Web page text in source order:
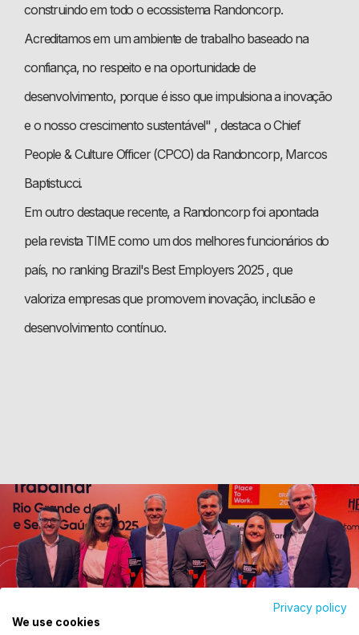
Utilizamos cookies para oferecer melhor
construindo em todo o ecossistema Randoncorp.
Acreditamos em um ambiente de trabalho baseado na
confiança, no respeito e na oportunidade de
desenvolvimento, porque é isso que impulsiona a inovação
e o nosso crescimento sustentável" , destaca o Chief
People & Culture Officer (CPCO) da Randoncorp, Marcos
Baptistucci.
Em outro destaque recente, a Randoncorp foi apontada
pela revista TIME como um dos melhores funcionários do
país, no ranking Brazil's Best Employers 2025 , que
valoriza empresas que promovem inovação, inclusão e
desenvolvimento contínuo.
Privacy policy
We use cookies